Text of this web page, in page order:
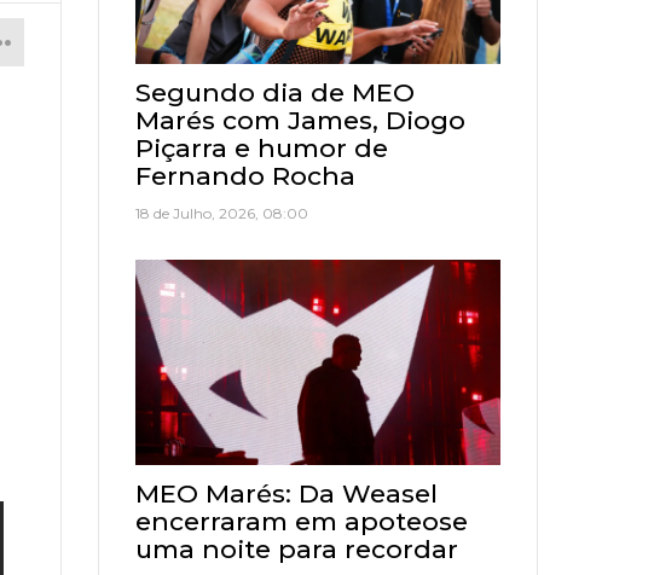
Segundo dia de MEO
Marés com James, Diogo
Piçarra e humor de
Fernando Rocha
18 de Julho, 2026, 08:00
MEO Marés: Da Weasel
encerraram em apoteose
uma noite para recordar